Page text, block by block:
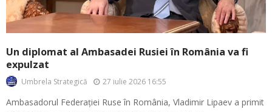
Un diplomat al Ambasadei Rusiei în România va fi
expulzat
Umbrela Strategică 27 iulie 2026 16:55
Ambasadorul Federației Ruse în România, Vladimir Lipaev a primit